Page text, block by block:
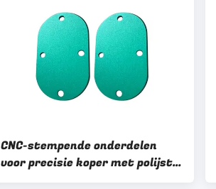
CNC-stempende onderdelen
voor precisie koper met polijst /
zinkplatering / nikkelplatering